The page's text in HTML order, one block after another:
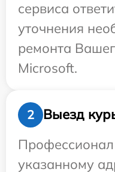
сервиса
уточнения
ремонта
Microsoft.
2
Выезд
указанному